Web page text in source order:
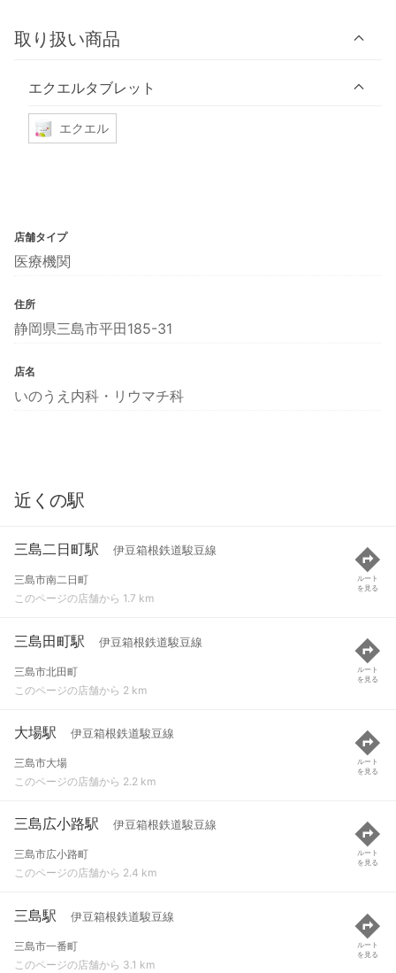
取り扱い商品
エクエルタブレット
エクエル
店舗タイプ
医療機関
住所
静岡県三島市平田185-31
店名
いのうえ内科・リウマチ科
近くの駅
三島二日町駅 伊豆箱根鉄道駿豆線
三島市南二日町
このページの店舗から 1.7 km
ルート
を見る
三島田町駅 伊豆箱根鉄道駿豆線
三島市北田町
このページの店舗から 2 km
ルート
を見る
大場駅 伊豆箱根鉄道駿豆線
三島市大場
このページの店舗から 2.2 km
ルート
を見る
三島広小路駅 伊豆箱根鉄道駿豆線
三島市広小路町
このページの店舗から 2.4 km
ルート
を見る
三島駅 伊豆箱根鉄道駿豆線
三島市一番町
このページの店舗から 3.1 km
ルート
を見る